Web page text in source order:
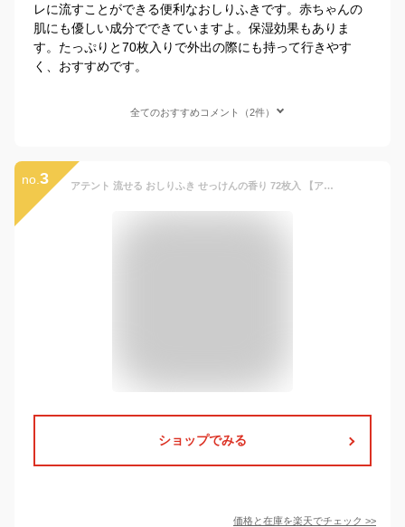
レに流すことができる便利なおしりふきです。赤ちゃんの
肌にも優しい成分でできていますよ。保湿効果もありま
す。たっぷりと70枚入りで外出の際にも持って行きやす
く、おすすめです。
全てのおすすめコメント（2件）
no. 3 アテント 流せる おしりふき せっけんの香り 72枚入 【アテント】 清拭・洗浄用品
ショップでみる
価格と在庫を楽天でチェック >>